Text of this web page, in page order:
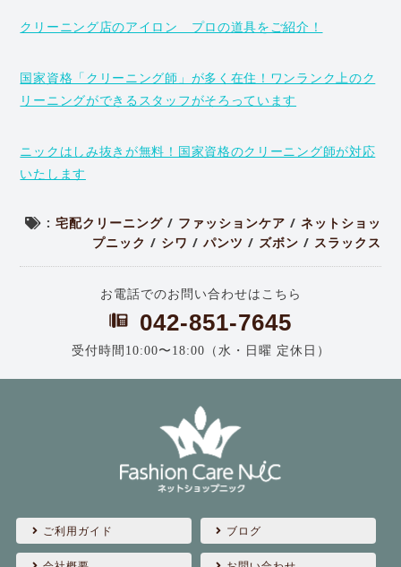
クリーニング店のアイロン プロの道具をご紹介！
国家資格「クリーニング師」が多く在住！ワンランク上のク
リーニングができるスタッフがそろっています
ニックはしみ抜きが無料！国家資格のクリーニング師が対応
いたします
: 宅配クリーニング/ ファッションケア / ネットショッ
プニック / シワ / パンツ / ズボン / スラックス
お電話でのお問い合わせはこちら
042-851-7645
受付時間10:00〜18:00（水・日曜 定休日）
ご利用ガイド ブログ